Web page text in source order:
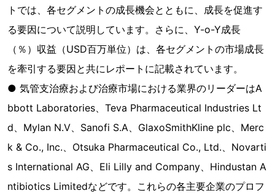
トでは、各セグメントの成長機会とともに、成長を促進す
る要因について説明しています。さらに、Y-o-Y成長
（％）収益（USD百万単位）は、各セグメントの市場成長
を牽引する要因と共にレポートに記載されています。
● 気管支治療および治療市場における業界のリーダーはA
bbott Laboratories、Teva Pharmaceutical Industries Lt
d、Mylan N.V、Sanofi S.A、GlaxoSmithKline plc、Merc
k & Co., Inc.、Otsuka Pharmaceutical Co., Ltd.、Novarti
s International AG、Eli Lilly and Company、Hindustan A
ntibiotics Limitedなどです。これらの各主要企業のプロフ